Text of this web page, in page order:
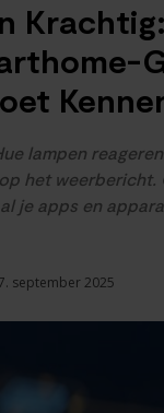
lampen
het weerbericht.
je apps en
september 2025